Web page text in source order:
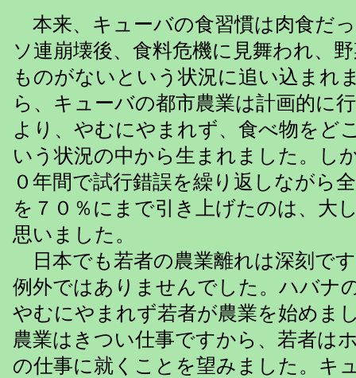
本来、キューバの食習慣は肉食だ
ソ連崩壊後、食料危機に見舞われ、
ものがないという状況に追い込まれ
ら、キューバの都市農業は計画的に
より、やむにやまれず、食べ物をど
いう状況の中から生まれました。し
０年間で試行錯誤を繰り返しながら
を７０％にまで引き上げたのは、大
思いました。
日本でも若者の農業離れは深刻で
例外ではありませんでした。ハバナ
やむにやまれず若者が農業を始めま
農業はきつい仕事ですから、若者は
の仕事に就くことを望みました。キ